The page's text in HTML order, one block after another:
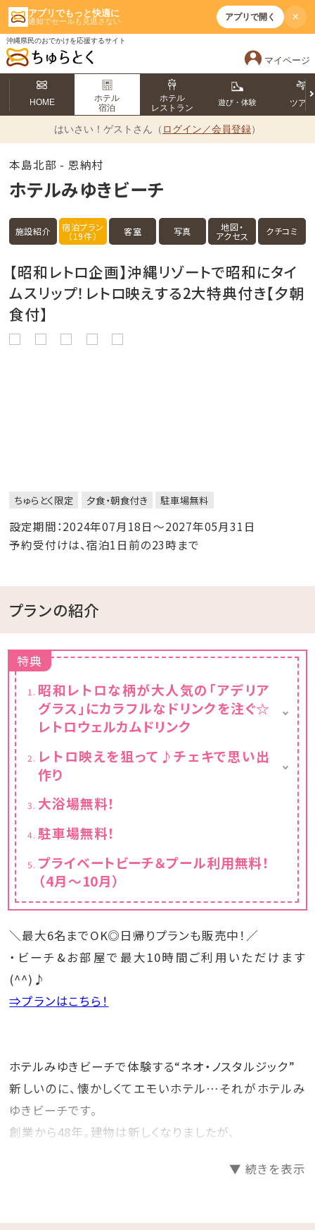
アプリでもっと快適に
通知でセールも見逃さない アプリで開く ×
沖縄県民のおでかけを応援するサイト
マイページ
HOME
ホテル
宿泊
ホテル
レストラン
遊び・体験 ツアー
はいさい！ ゲストさん（ ログイン／会員登録）
本島北部 - 恩納村
ホテルみゆきビーチ
施設紹介 宿泊プラン
（19件） 客室 写真 地図・
アクセス クチコミ
【昭和レトロ企画】沖縄リゾートで昭和にタイ
ムスリップ！レトロ映えする2大特典付き【夕朝
食付】
ちゅらとく限定 夕食・朝食付き 駐車場無料
設定期間：2024年07月18日～2027年05月31日
予約受付けは、宿泊1日前の23時まで
プランの紹介
特典
昭和レトロな柄が大人気の「アデリア
グラス」にカラフルなドリンクを注ぐ☆
レトロウェルカムドリンク
お好きなドリンク1本お渡し（人数分）
※小学生以上の方が対象
レトロ映えを狙って♪チェキで思い出
作り
チェキ専用フィルムチェキ専用フィルム1パック
大浴場無料！
駐車場無料！
プライベートビーチ＆プール利用無料！
（4月～10月）
＼最大6名までOK◎日帰りプランも販売中！／
・ビーチ&お部屋で最大10時間ご利用いただけます
(^^)♪
⇒プランはこちら！
ホテルみゆきビーチで体験する“ネオ・ノスタルジック”
新しいのに、懐かしくてエモいホテル…それがホテルみ
ゆきビーチです。
創業から48年。建物は新しくなりましたが、
し、昭和レトロな雰囲気を感じることができます。
か？
▼ 続きを表示